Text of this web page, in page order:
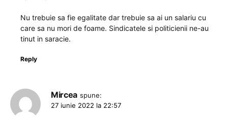
Nu trebuie sa fie egalitate dar trebuie sa ai un salariu cu
care sa nu mori de foame. Sindicatele si politicienii ne-au
tinut in saracie.
Reply
Mircea spune:
27 iunie 2022 la 22:57